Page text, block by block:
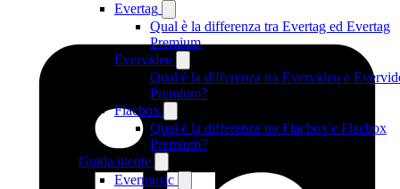
Evertag
Qual è la differenza tra Evertag ed Evertag
Premium
Evervideo
Qual è la differenza tra Evervideo e
Premium?
Flacbox
Qual è la differenza tra Flacbox e Flacbox
Premium?
Guida utente
Evermusic